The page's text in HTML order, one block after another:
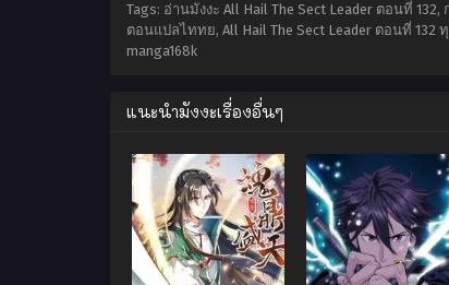
Tags: อ่านมังงะ All Hail The Sect Leader ตอนที่
ตอนแปลไททย, All Hail The Sect Leader ตอนที่ 132
manga168k
แนะนำมังงะเรื่องอื่นๆ